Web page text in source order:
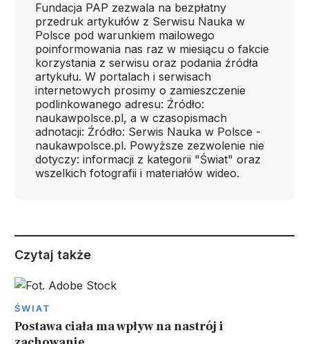
Fundacja PAP zezwala na bezpłatny
przedruk artykułów z Serwisu Nauka w
Polsce pod warunkiem mailowego
poinformowania nas raz w miesiącu o fakcie
korzystania z serwisu oraz podania źródła
artykułu. W portalach i serwisach
internetowych prosimy o zamieszczenie
podlinkowanego adresu: Źródło:
naukawpolsce.pl, a w czasopismach
adnotacji: Źródło: Serwis Nauka w Polsce -
naukawpolsce.pl. Powyższe zezwolenie nie
dotyczy: informacji z kategorii "Świat" oraz
wszelkich fotografii i materiałów wideo.
Czytaj także
ŚWIAT
Postawa ciała ma wpływ na nastrój i